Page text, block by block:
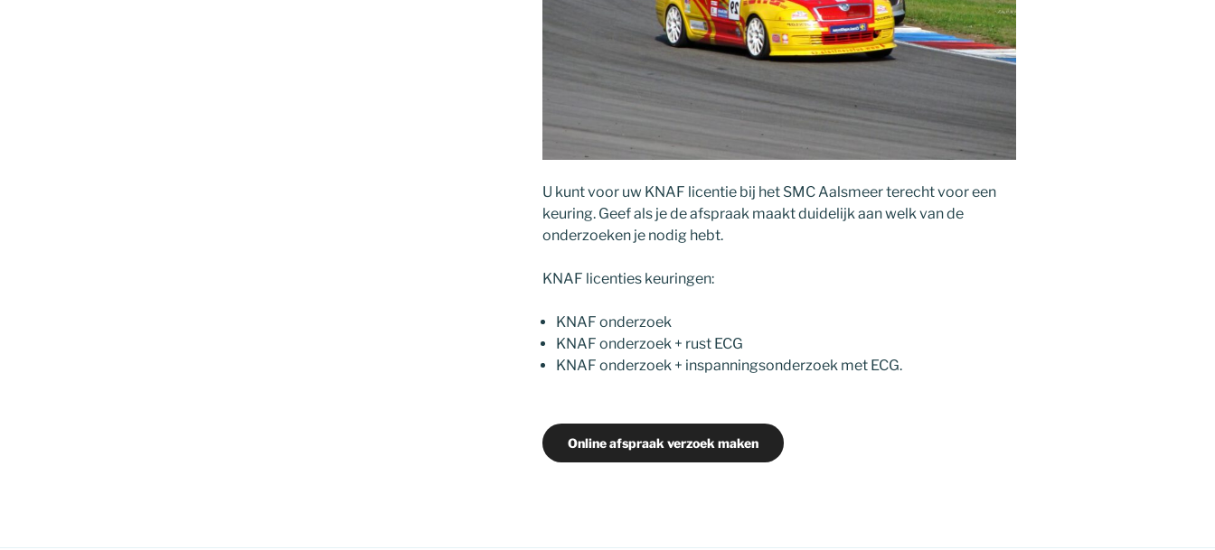
U kunt voor uw KNAF licentie bij het SMC Aalsmeer terecht voor een
keuring. Geef als je de afspraak maakt duidelijk aan welk van de
onderzoeken je nodig hebt.
KNAF licenties keuringen:
KNAF onderzoek
KNAF onderzoek + rust ECG
KNAF onderzoek + inspanningsonderzoek met ECG.
Online afspraak verzoek maken